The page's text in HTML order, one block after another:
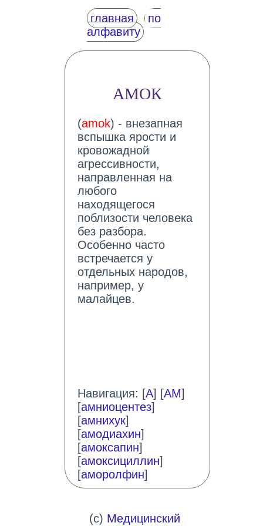
главная
по
алфавиту
АМОК
(amok) - внезапная
вспышка ярости и
кровожадной
агрессивности,
направленная на
любого
находящегося
поблизости человека
без разбора.
Особенно часто
встречается у
отдельных народов,
например, у
малайцев.
Навигация: [А] [АМ]
[амниоцентез]
[амнихук]
[амодиахин]
[амоксапин]
[амоксициллин]
[аморолфин]
(c) Медицинский